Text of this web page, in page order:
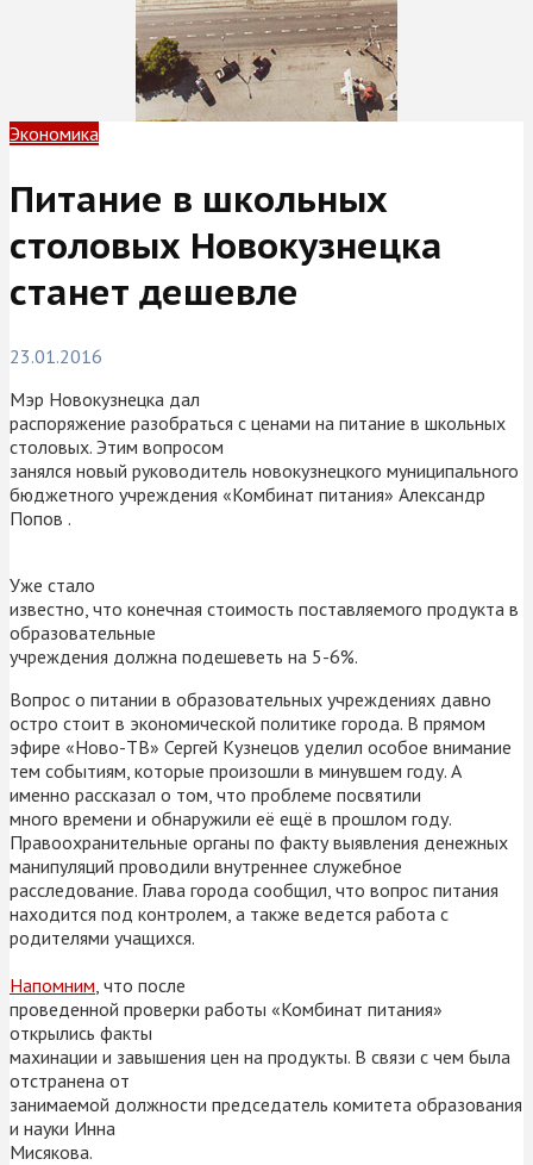
Экономика
Питание в школьных
столовых Новокузнецка
станет дешевле
23.01.2016
Мэр Новокузнецка дал
распоряжение разобраться с ценами на питание в школьных
столовых. Этим вопросом
занялся новый руководитель новокузнецкого муниципального
бюджетного учреждения «Комбинат питания» Александр
Попов .
Уже стало
известно, что конечная стоимость поставляемого продукта в
образовательные
учреждения должна подешеветь на 5-6%.
Вопрос о питании в образовательных учреждениях давно
остро стоит в экономической политике города. В прямом
эфире «Ново-ТВ» Сергей Кузнецов уделил особое внимание
тем событиям, которые произошли в минувшем году. А
именно рассказал о том, что проблеме посвятили
много времени и обнаружили её ещё в прошлом году.
Правоохранительные органы по факту выявления денежных
манипуляций проводили внутреннее служебное
расследование. Глава города сообщил, что вопрос питания
находится под контролем, а также ведется работа с
родителями учащихся.
Напомним , что после
проведенной проверки работы «Комбинат питания»
открылись факты
махинации и завышения цен на продукты. В связи с чем была
отстранена от
занимаемой должности председатель комитета образования
и науки Инна
Мисякова.